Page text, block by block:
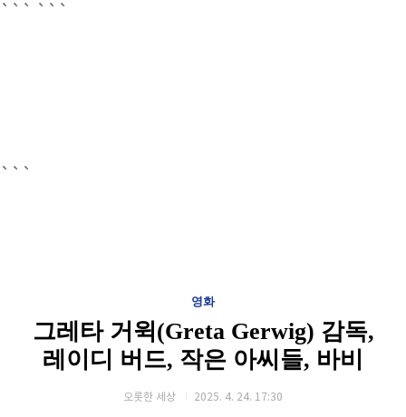
``` ```
```
영화
그레타 거윅(Greta Gerwig) 감독,
레이디 버드, 작은 아씨들, 바비
오롯한 세상 2025. 4. 24. 17:30